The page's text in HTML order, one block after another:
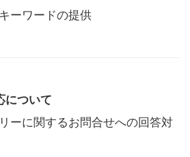
ーワードの提供
について
ーに関するお問合せへの回答対